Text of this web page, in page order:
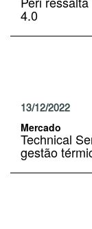
4.0
13/12/2022
Mercado
Technical
gestão